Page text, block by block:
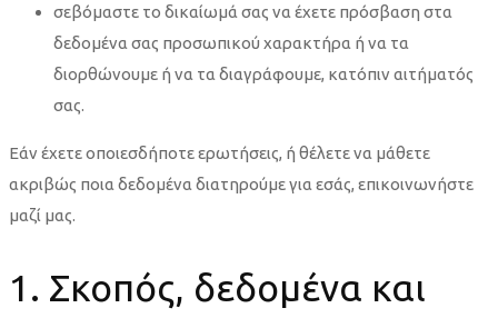
σεβόμαστε το δικαίωμά σας να έχετε πρόσβαση στα
δεδομένα σας προσωπικού χαρακτήρα ή να τα
διορθώνουμε ή να τα διαγράφουμε, κατόπιν αιτήματός
σας.
Εάν έχετε οποιεσδήποτε ερωτήσεις, ή θέλετε να μάθετε
ακριβώς ποια δεδομένα διατηρούμε για εσάς, επικοινωνήστε
μαζί μας.
1. Σκοπός, δεδομένα και